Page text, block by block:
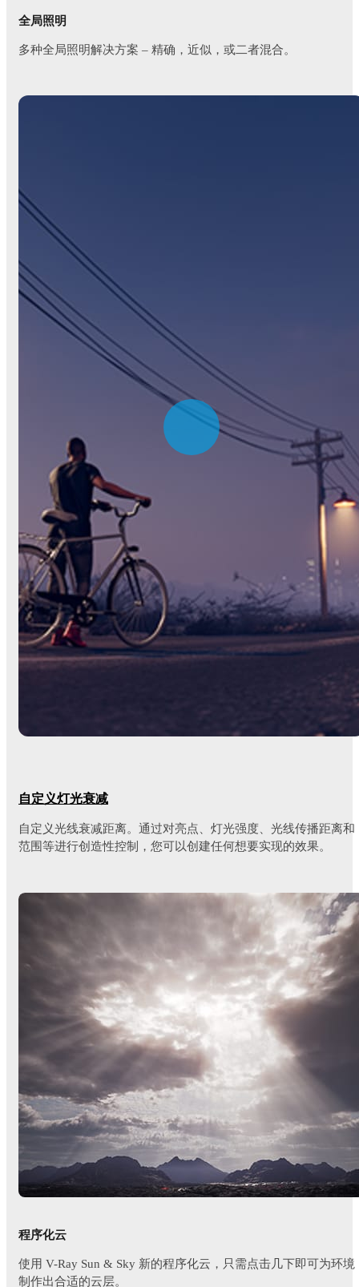
全局照明
多种全局照明解决方案 – 精确，近似，或二者混合。
自定义灯光衰减
自定义光线衰减距离。通过对亮点、灯光强度、光线传播距离和
范围等进行创造性控制，您可以创建任何想要实现的效果。
程序化云
使用 V-Ray Sun & Sky 新的程序化云，只需点击几下即可为环境
制作出合适的云层。